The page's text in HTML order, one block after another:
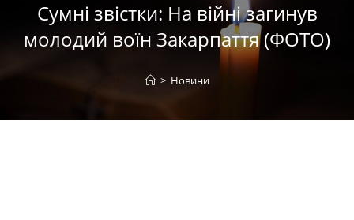
Сумні звістки: На війні загинув
молодий воїн Закарпаття (ФОТО)
> Новини